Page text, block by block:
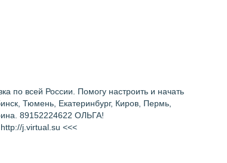
по всей России. Помогу настроить и начать
Тюмень, Екатеринбург, Киров, Пермь,
89152224622 ОЛЬГА!
j.virtual.su <<<